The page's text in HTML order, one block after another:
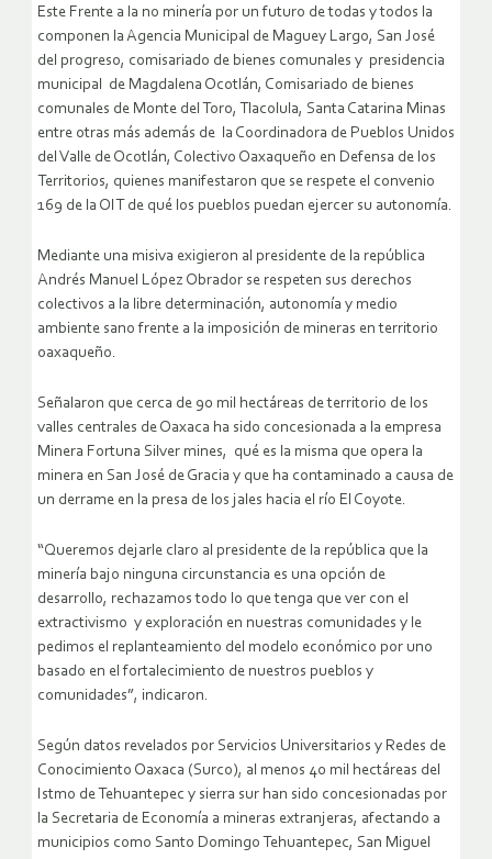
Este Frente a la no minería por un futuro de todas y todos la
componen la Agencia Municipal de Maguey Largo, San José
del progreso, comisariado de bienes comunales y presidencia
municipal de Magdalena Ocotlán, Comisariado de bienes
comunales de Monte del Toro, Tlacolula, Santa Catarina Minas
entre otras más además de la Coordinadora de Pueblos Unidos
del Valle de Ocotlán, Colectivo Oaxaqueño en Defensa de los
Territorios, quienes manifestaron que se respete el convenio
169 de la OIT de qué los pueblos puedan ejercer su autonomía.
Mediante una misiva exigieron al presidente de la república
Andrés Manuel López Obrador se respeten sus derechos
colectivos a la libre determinación, autonomía y medio
ambiente sano frente a la imposición de mineras en territorio
oaxaqueño.
Señalaron que cerca de 90 mil hectáreas de territorio de los
valles centrales de Oaxaca ha sido concesionada a la empresa
Minera Fortuna Silver mines, qué es la misma que opera la
minera en San José de Gracia y que ha contaminado a causa de
un derrame en la presa de los jales hacia el río El Coyote.
“Queremos dejarle claro al presidente de la república que la
minería bajo ninguna circunstancia es una opción de
desarrollo, rechazamos todo lo que tenga que ver con el
extractivismo y exploración en nuestras comunidades y le
pedimos el replanteamiento del modelo económico por uno
basado en el fortalecimiento de nuestros pueblos y
comunidades”, indicaron.
Según datos revelados por Servicios Universitarios y Redes de
Conocimiento Oaxaca (Surco), al menos 40 mil hectáreas del
Istmo de Tehuantepec y sierra sur han sido concesionadas por
la Secretaria de Economía a mineras extranjeras, afectando a
municipios como Santo Domingo Tehuantepec, San Miguel